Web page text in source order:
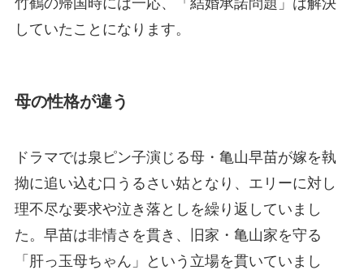
竹鶴の帰国時には一応、「結婚承諾問題」は解決
していたことになります。
母の性格が違う
ドラマでは泉ピン子演じる母・亀山早苗が嫁を執
拗に追い込む口うるさい姑となり、エリーに対し
理不尽な要求や泣き落としを繰り返していまし
た。早苗は非情さを貫き、旧家・亀山家を守る
「肝っ玉母ちゃん」という立場を貫いていまし